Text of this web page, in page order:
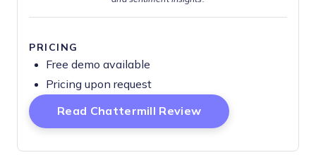
PRICING
Free demo available
Pricing upon request
Read Chattermill ReviewOpens New